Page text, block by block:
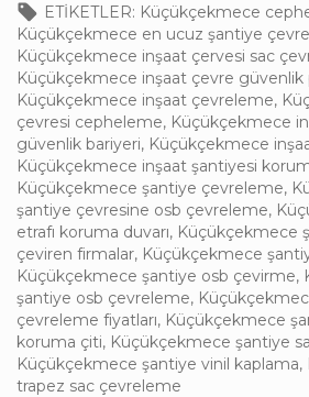
ETİKETLER: Küçükçekmece
Küçükçekmece en ucuz şantiye
Küçükçekmece inşaat çervesi sac
Küçükçekmece inşaat çevre güvenlik
Küçükçekmece inşaat çevreleme,
çevresi cepheleme, Küçükçekmece
güvenlik bariyeri, Küçükçekmece
Küçükçekmece inşaat şantiyesi
Küçükçekmece şantiye çevreleme,
şantiye çevresine osb çevreleme,
etrafı koruma duvarı, Küçükçekmece
çeviren firmalar, Küçükçekmece
Küçükçekmece şantiye osb çevirme,
şantiye osb çevreleme,
çevreleme fiyatları, Küçükçekmece
koruma çiti, Küçükçekmece şantiye
Küçükçekmece şantiye vinil kaplama,
trapez sac çevreleme